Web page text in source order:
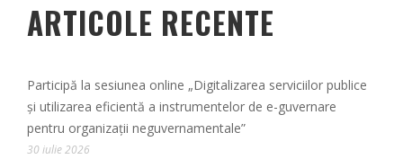
ARTICOLE RECENTE
Participă la sesiunea online „Digitalizarea serviciilor publice
și utilizarea eficientă a instrumentelor de e-guvernare
pentru organizații neguvernamentale”
30 iulie 2026